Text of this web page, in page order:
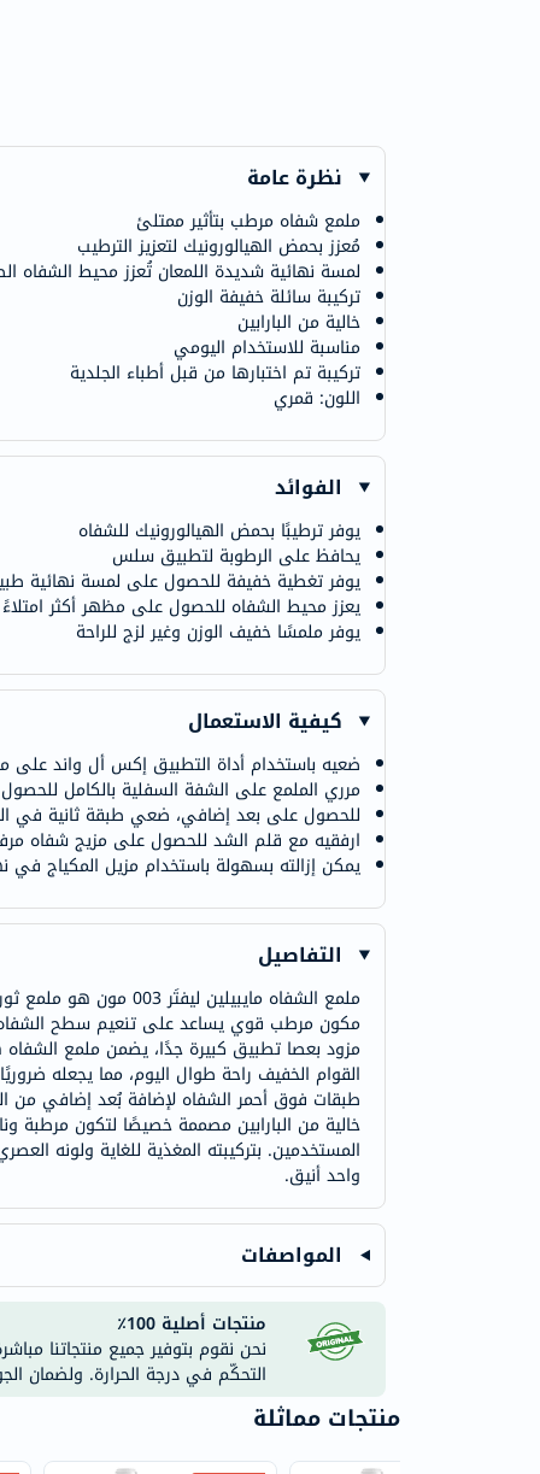
نظرة عامة
ملمع شفاه مرطب بتأثير ممتلئ
مُعزز بحمض الهيالورونيك لتعزيز الترطيب
لمسة نهائية شديدة اللمعان تُعزز محيط الشفاه
تركيبة سائلة خفيفة الوزن
خالية من البارابين
مناسبة للاستخدام اليومي
تركيبة تم اختبارها من قبل أطباء الجلدية
اللون: قمري
الفوائد
يوفر ترطيبًا بحمض الهيالورونيك للشفاه
يحافظ على الرطوبة لتطبيق سلس
يوفر تغطية خفيفة للحصول على لمسة نهائية
يعزز محيط الشفاه للحصول على مظهر أكثر امتلاءً
يوفر ملمسًا خفيف الوزن وغير لزج للراحة
كيفية الاستعمال
ضعيه باستخدام أداة التطبيق إكس أل واند
مرري الملمع على الشفة السفلية بالكامل
للحصول على بعد إضافي، ضعي طبقة ثانية في
ارفقيه مع قلم الشد للحصول على مزيج شفاه
يمكن إزالته بسهولة باستخدام مزيل المكياج في
التفاصيل
ملمع الشفاه
مكون مرطب قوي يساعد على تنعيم سطح الشفاه
مزود بعصا تطبيق كبيرة جدًا، يضمن ملمع الشفاه
القوام الخفيف راحة طوال اليوم، مما يجعله
طبقات فوق أحمر الشفاه لإضافة بُعد إضافي من
خالية من البارابين مصممة خصيصًا لتكون مرطبة
واحد أنيق.
المواصفات
منتجات أصلية 100٪
نحن نقوم بتوفير جميع منتجاتنا
التحكّم في درجة الحرارة. ولضمان
منتجات مماثلة